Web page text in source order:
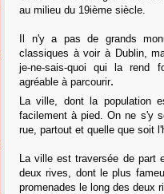
au milieu du 19ième siècle.
Il n'y a pas de grands
classiques à voir à Dublin,
je-ne-sais-quoi qui la rend
agréable à parcourir.
La ville, dont la population
facilement à pied. On ne s'y
rue, partout et quelle que soit
La ville est traversée de part
deux rives, dont le plus
promenades le long des deux